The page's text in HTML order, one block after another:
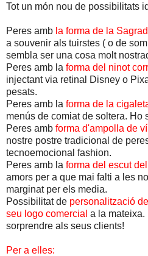
Tot un món nou de possibilitats
Peres amb la forma de la
a souvenir als tuirstes ( o de
sembla ser una cosa molt
Peres amb la forma del ninot
injectant via retinal Disney o
pesats.
Peres amb la forma de la
menús de comiat de soltera. Ho
Peres amb forma d'ampolla de ví
nostre postre tradicional de
tecnoemocional fashion.
Peres amb la forma del escut
amors per a que mai falti a les
marginat per els media.
Possibilitat de personalització
seu logo comercial a la
sorprendre als seus clients!
Per a elles: